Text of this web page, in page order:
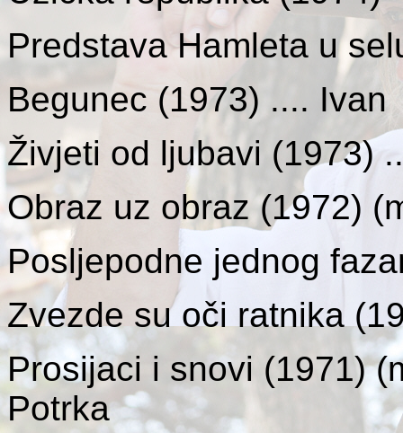
Predstava Hamleta u
Begunec (1973) .... Ivan
Živjeti od ljubavi (1973)
Obraz uz obraz (1972)
Posljepodne jednog
Zvezde su oči ratnika
Prosijaci i snovi (1971)
Potrka